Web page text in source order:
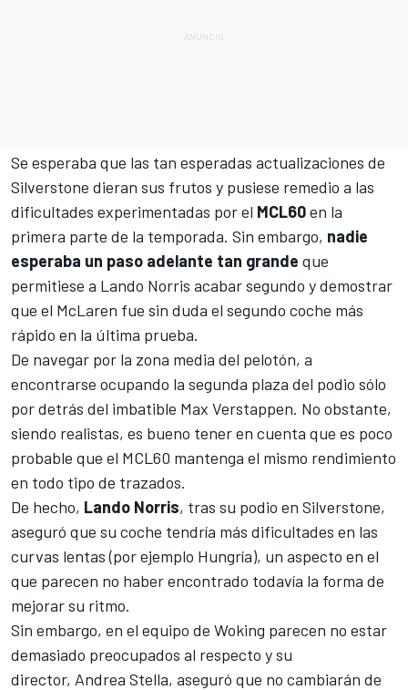
Se esperaba que las tan esperadas actualizaciones de
Silverstone dieran sus frutos y pusiese remedio a las
dificultades experimentadas por el MCL60en la
primera parte de la temporada. Sin embargo, nadie
esperaba un paso adelante tan grande que
permitiese a Lando Norris acabar segundo y demostrar
que el McLaren fue sin duda el segundo coche más
rápido en la última prueba.
De navegar por la zona media del pelotón, a
encontrarse ocupando la segunda plaza del podio sólo
por detrás del imbatible Max Verstappen. No obstante,
siendo realistas, es bueno tener en cuenta que es poco
probable que el MCL60 mantenga el mismo rendimiento
en todo tipo de trazados.
De hecho, Lando Norris, tras su podio en Silverstone,
aseguró que su coche tendría más dificultades en las
curvas lentas (por ejemplo Hungría), un aspecto en el
que parecen no haber encontrado todavía la forma de
mejorar su ritmo.
Sin embargo, en el equipo de Woking parecen no estar
demasiado preocupados al respecto y su
director, Andrea Stella, aseguró que no cambiarán de